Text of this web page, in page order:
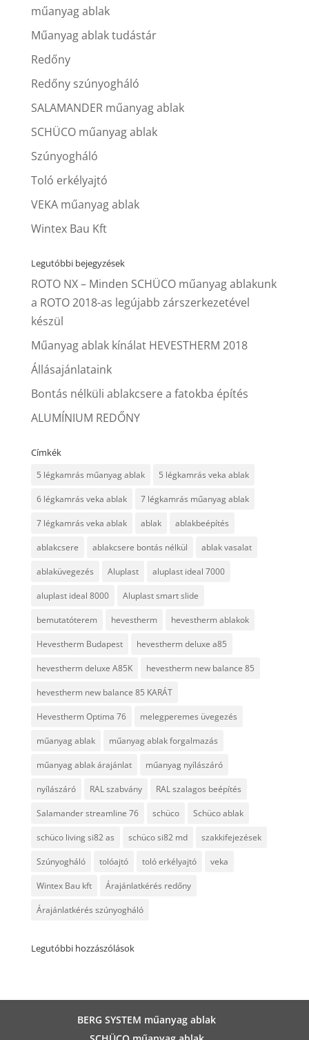
műanyag ablak
Műanyag ablak tudástár
Redőny
Redőny szúnyogháló
SALAMANDER műanyag ablak
SCHÜCO műanyag ablak
Szúnyogháló
Toló erkélyajtó
VEKA műanyag ablak
Wintex Bau Kft
Legutóbbi bejegyzések
ROTO NX – Minden SCHÜCO műanyag ablakunk
a ROTO 2018-as legújabb zárszerkezetével
készül
Műanyag ablak kínálat HEVESTHERM 2018
Állásajánlataink
Bontás nélküli ablakcsere a fatokba építés
ALUMÍNIUM REDŐNY
Címkék
5 légkamrás műanyag ablak 5 légkamrás veka ablak
6 légkamrás veka ablak 7 légkamrás műanyag ablak
7 légkamrás veka ablak ablak ablakbeépítés
ablakcsere ablakcsere bontás nélkül ablak vasalat
ablaküvegezés Aluplast aluplast ideal 7000
aluplast ideal 8000 Aluplast smart slide
bemutatóterem hevestherm hevestherm ablakok
Hevestherm Budapest hevestherm deluxe a85
hevestherm deluxe A85K hevestherm new balance 85
hevestherm new balance 85 KARÁT
Hevestherm Optima 76 melegperemes üvegezés
műanyag ablak műanyag ablak forgalmazás
műanyag ablak árajánlat műanyag nyílászáró
nyílászáró RAL szabvány RAL szalagos beépítés
Salamander streamline 76 schüco Schüco ablak
schüco living si82 as schüco si82 md szakkifejezések
Szúnyogháló tolóajtó toló erkélyajtó veka
Wintex Bau kft Árajánlatkérés redőny
Árajánlatkérés szúnyogháló
Legutóbbi hozzászólások
BERG SYSTEM műanyag ablak